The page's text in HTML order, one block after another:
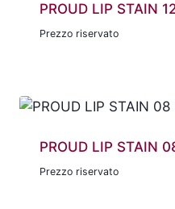
PROUD LIP STAIN
Prezzo riservato
PROUD LIP STAIN
Prezzo riservato